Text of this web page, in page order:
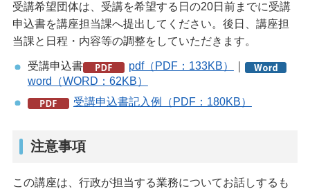
受講希望団体は、受講を希望する日の20日前までに受講
申込書を講座担当課へ提出してください。後日、講座担
当課と日程・内容等の調整をしていただきます。
受講申込書 pdf（PDF：133KB）
word（WORD：62KB）
受講申込書記入例（PDF：180KB）
注意事項
この講座は、行政が担当する業務についてお話しするも